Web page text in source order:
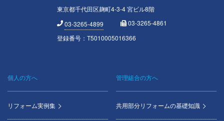
東京都千代田区麹町4-3-4 宮ビル8階
03-3265-4899
03-3265-4861
登録番号：T5010005016366
Footer
menu
個人の方へ
リフォーム実例集
管理組合の方へ
共用部分リフォームの基礎知識